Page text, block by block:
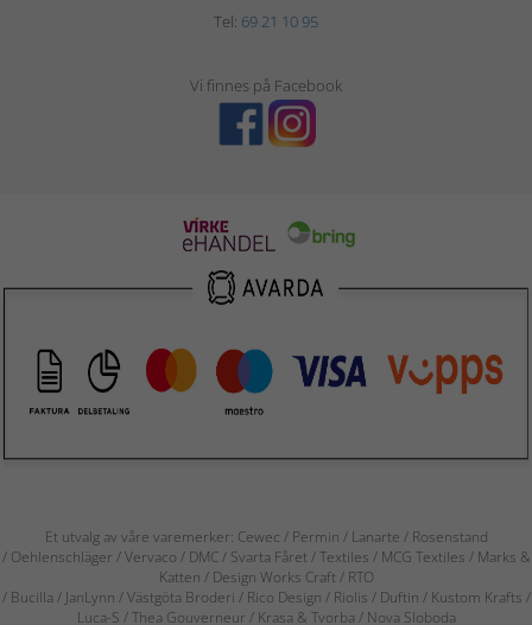
Tel: 69 21 10 95
Vi finnes på Facebook
Et utvalg av våre varemerker: Cewec / Permin / Lanarte / Rosenstand
/ Oehlenschläger / Vervaco / DMC / Svarta Fåret / Textiles / MCG Textiles / Marks &
Katten / Design Works Craft / RTO
/ Bucilla / JanLynn / Västgöta Broderi / Rico Design / Riolis / Duftin / Kustom Krafts /
Luca-S / Thea Gouverneur / Krasa & Tvorba / Nova Sloboda